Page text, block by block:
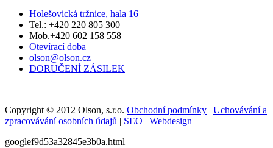
Holešovická tržnice, hala 16
Tel.: +420 220 805 300
Mob.+420 602 158 558
Otevírací doba
olson@olson.cz
DORUČENÍ ZÁSILEK
Copyright © 2012 Olson, s.r.o. Obchodní podmínky | Uchovávání a
zpracovávání osobních údajů | SEO | Webdesign
googlef9d53a32845e3b0a.html